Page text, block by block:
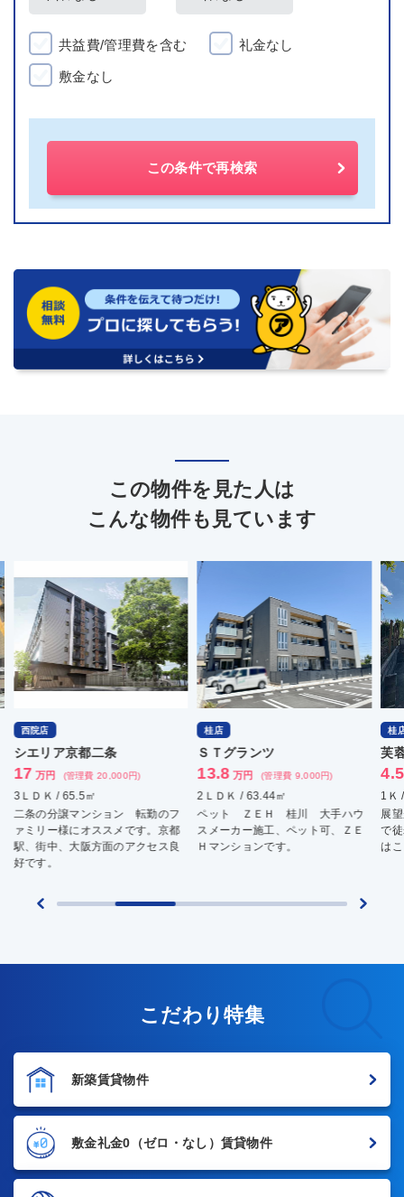
共益費/管理費を含む 礼金なし
敷金なし
この条件で再検索
この物件を見た人は
こんな物件も見ています
西院店
シエリア京都二条
17 万円 (管理費 20,000円)
3ＬＤＫ / 65.5㎡
二条の分譲マンション 転勤のフ
ァミリー様にオススメです。京都
駅、街中、大阪方面のアクセス良
好です。
桂店
ＳＴグランツ
13.8 万円 (管理費 9,000円)
2ＬＤＫ / 63.44㎡
ペット ＺＥＨ 桂川 大手ハウ
スメーカー施工、ペット可、ＺＥ
Ｈマンションです。
桂
芙
4.5
1Ｋ
展
で
は
こだわり特集
新築賃貸物件
敷金礼金0 （ゼロ・なし）賃貸物件